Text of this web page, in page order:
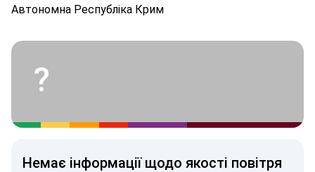
Автономна Республіка Крим
?
Немає інформації щодо якості повітря